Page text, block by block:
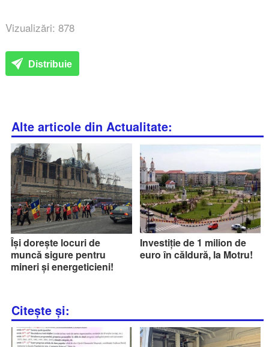
Vizualizări: 878
Distribuie
Alte articole din Actualitate:
Își dorește locuri de
muncă sigure pentru
mineri și energeticieni!
Investiție de 1 milion de
euro în căldură, la Motru!
Citește și: